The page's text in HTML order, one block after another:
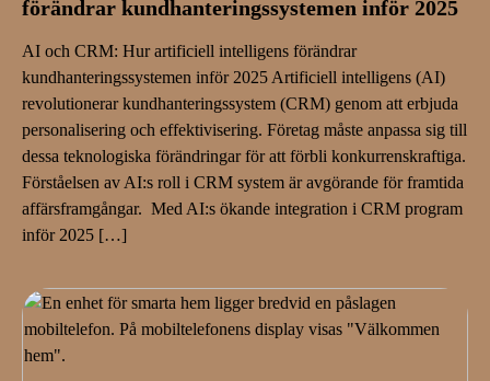
förändrar kundhanteringssystemen inför 2025
AI och CRM: Hur artificiell intelligens förändrar
kundhanteringssystemen inför 2025 Artificiell intelligens (AI)
revolutionerar kundhanteringssystem (CRM) genom att erbjuda
personalisering och effektivisering. Företag måste anpassa sig till
dessa teknologiska förändringar för att förbli konkurrenskraftiga.
Förståelsen av AI:s roll i CRM system är avgörande för framtida
affärsframgångar. Med AI:s ökande integration i CRM program
inför 2025 […]